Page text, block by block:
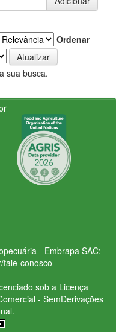
Ordenar
sua busca.
- Embrapa SAC:
fale-conosco
sob a Licença
- SemDerivações